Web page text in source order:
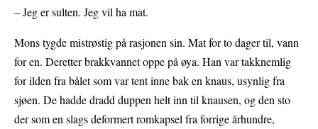
– Jeg er sulten. Jeg vil ha mat.
Mons tygde mistrøstig på rasjonen sin. Mat for to dager til, vann
for en. Deretter brakkvannet oppe på øya. Han var takknemlig
for ilden fra bålet som var tent inne bak en knaus, usynlig fra
sjøen. De hadde dradd duppen helt inn til knausen, og den sto
der som en slags deformert romkapsel fra forrige århundre,